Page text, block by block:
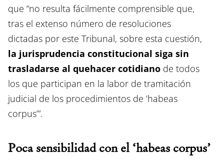
que “no resulta fácilmente comprensible que,
tras el extenso número de resoluciones
dictadas por este Tribunal, sobre esta cuestión,
la jurisprudencia constitucional siga sin
trasladarse al quehacer cotidiano de todos
los que participan en la labor de tramitación
judicial de los procedimientos de ‘habeas
corpus’”.
Poca sensibilidad con el ‘habeas corpus’